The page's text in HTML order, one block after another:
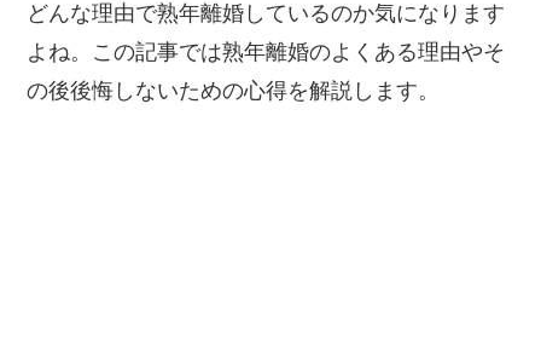
どんな理由で熟年離婚しているのか気になります
よね。この記事では熟年離婚のよくある理由やそ
の後後悔しないための心得を解説します。